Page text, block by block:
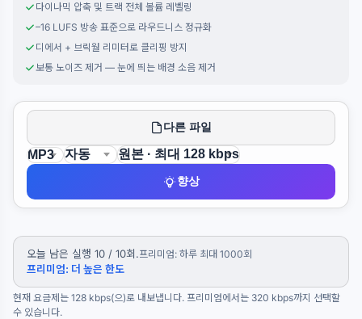
다이나믹 압축 및 트랙 전체 볼륨 레벨링
–16 LUFS 방송 표준으로 라우드니스 정규화
디에서 + 브릭월 리미터로 클리핑 방지
보통 노이즈 제거 — 눈에 띄는 배경 소음 제거
다른 파일
향상
오늘 남은 실행 10 / 10회.프리미엄: 하루 최대 1000회
프리미엄: 더 높은 한도
현재 요금제는 128 kbps(으)로 내보냅니다. 프리미엄에서는 320 kbps까지 선택할
수 있습니다.